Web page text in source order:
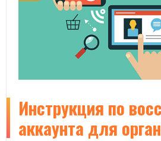
Инструкция по
аккаунта для